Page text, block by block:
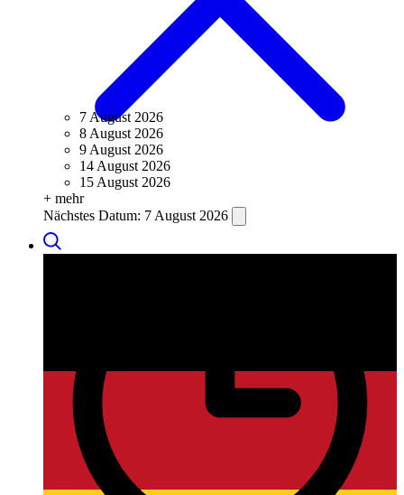
7 August 2026
8 August 2026
9 August 2026
14 August 2026
15 August 2026
+ mehr
Nächstes Datum: 7 August 2026